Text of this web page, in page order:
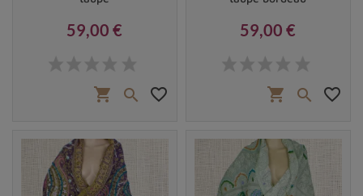
59,00 €
shopping_cart  favorite_border
59,00 €
shopping_cart  favorite_border